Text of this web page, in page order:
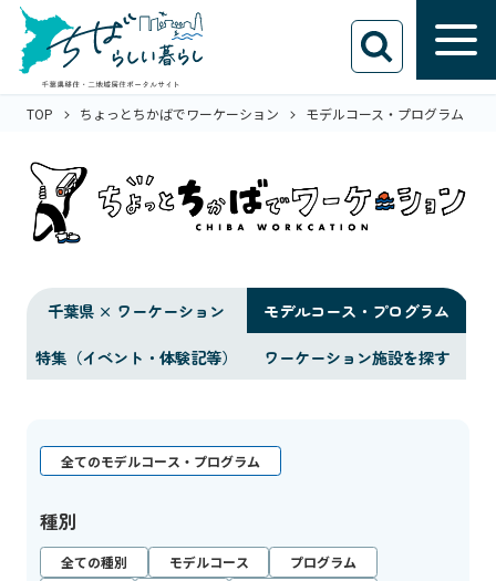
TOP ちょっとちかばでワーケーション モデルコース・プログラム
千葉県 × ワーケーション
モデルコース・プログラム
特集（イベント・体験記等）
ワーケーション施設を探す
全てのモデルコース・プログラム
種別
全ての種別 モデルコース
プログラム